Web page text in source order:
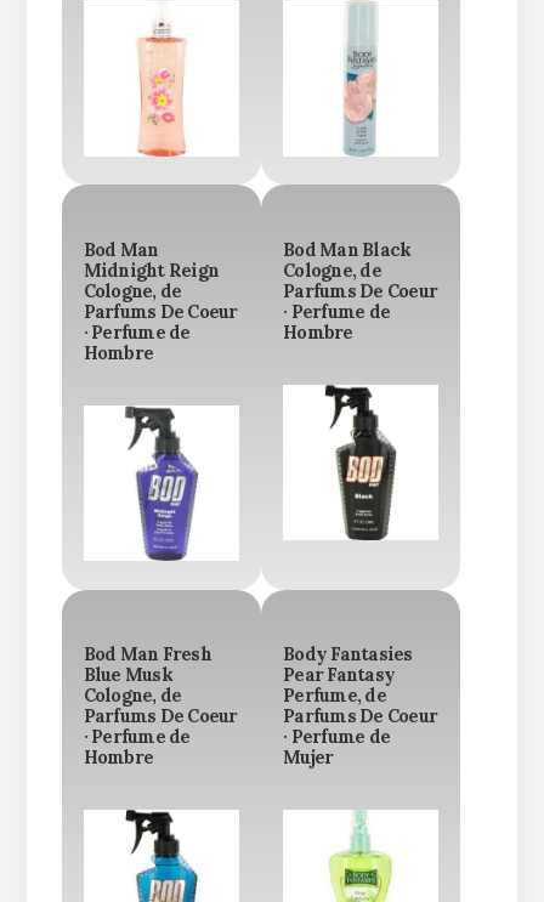
Bod Man
Midnight Reign
Cologne, de
Parfums De Coeur
· Perfume de
Hombre
Bod Man Black
Cologne, de
Parfums De Coeur
· Perfume de
Hombre
Bod Man Fresh
Blue Musk
Cologne, de
Parfums De Coeur
· Perfume de
Hombre
Body Fantasies
Pear Fantasy
Perfume, de
Parfums De Coeur
· Perfume de
Mujer